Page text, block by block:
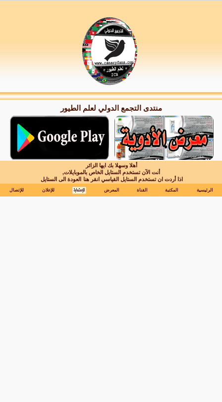
منتدى التجمع الدولي لعلم الطيور
أهلا وسهلا بك ايها الزائر
أنت الآن تستخدم الستايل الخاص بالموبايلات,
اذا أردت ان تستخدم الستايل القياسي انقر هنا العودة الى الستايل
الرئيسية المكتبة القناة المعرض للإعلان للإتصال